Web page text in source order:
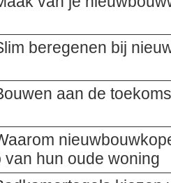
beregenen bij
aan de
hun oude woning